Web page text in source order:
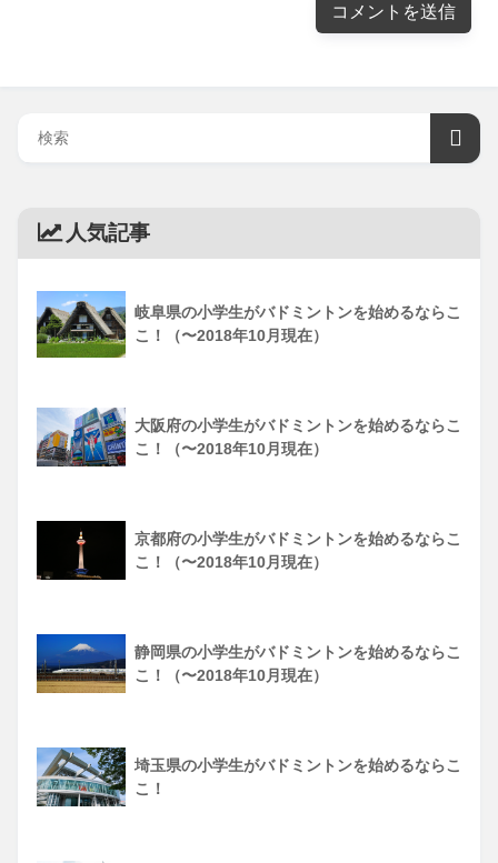
人気記事
岐阜県の小学生がバドミントンを始めるならこ
こ！（〜2018年10月現在）
大阪府の小学生がバドミントンを始めるならこ
こ！（〜2018年10月現在）
京都府の小学生がバドミントンを始めるならこ
こ！（〜2018年10月現在）
静岡県の小学生がバドミントンを始めるならこ
こ！（〜2018年10月現在）
埼玉県の小学生がバドミントンを始めるならこ
こ！